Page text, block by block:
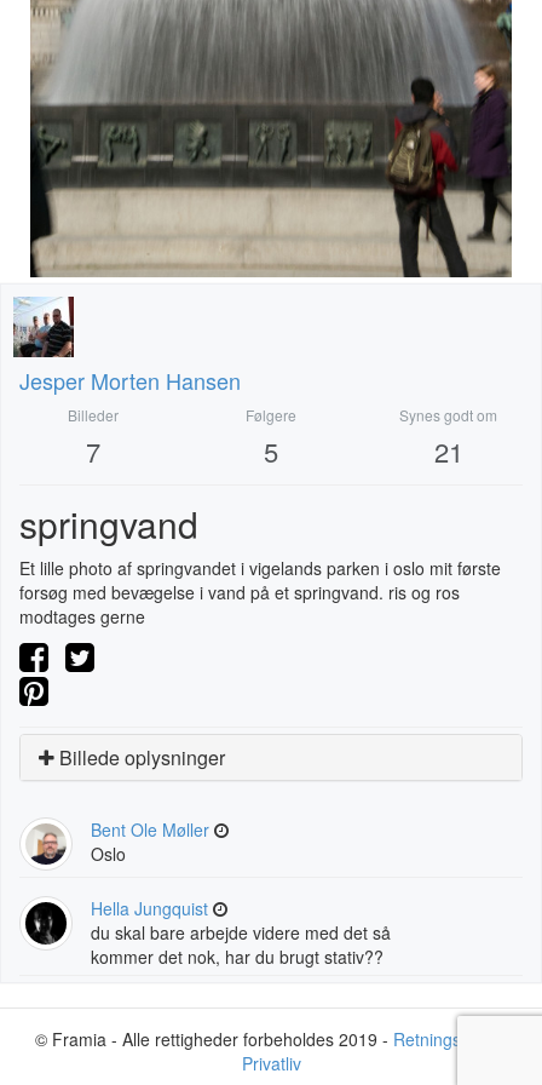
Jesper Morten Hansen
Billeder
7
Følgere
5
Synes godt om
21
springvand
Et lille photo af springvandet i vigelands parken i oslo mit første
forsøg med bevægelse i vand på et springvand. ris og ros
modtages gerne
Billede oplysninger
Bent Ole Møller
Oslo
Hella Jungquist
du skal bare arbejde videre med det så
kommer det nok, har du brugt stativ??
© Framia - Alle rettigheder forbeholdes 2019 - Retningslinjer
Privatliv